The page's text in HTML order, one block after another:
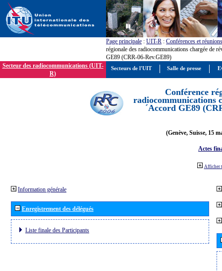
Page principale : UIT-R : Conférences et réunions
régionale des radiocommunications chargée de
GE89 (CRR-06-Rev.GE89)
Secteur des radiocommunications (UIT-
R)
Conférence
radiocommunications
´Accord GE89
(Genève, Suisse, 15
Actes
Afficher
Information générale
Enregistrement des délégués
Liste finale des Participants
Secteurs de l'UIT Salle de presse